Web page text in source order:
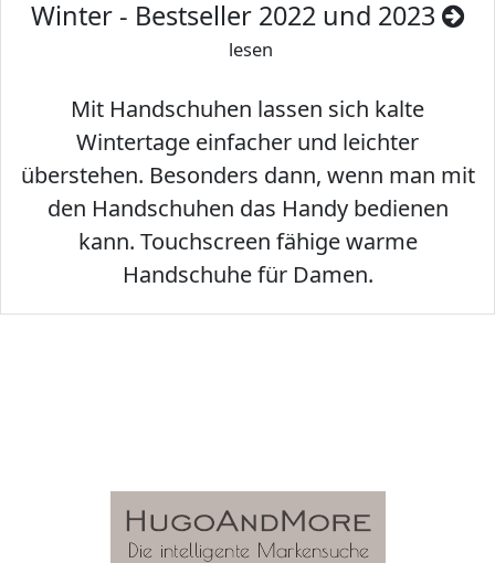
Winter - Bestseller 2022 und 2023
lesen
Mit Handschuhen lassen sich kalte
Wintertage einfacher und leichter
überstehen. Besonders dann, wenn man mit
den Handschuhen das Handy bedienen
kann. Touchscreen fähige warme
Handschuhe für Damen.